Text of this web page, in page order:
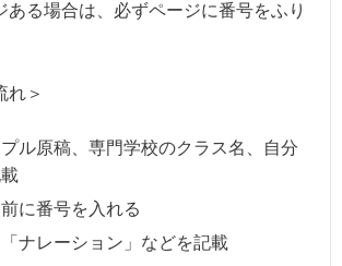
ある場合は、必ずページに番号をふり
れ＞
ル原稿、専門学校のクラス名、自分
に番号を入れる
「ナレーション」などを記載